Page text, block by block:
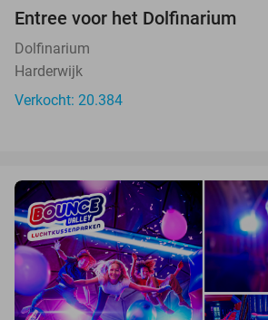
Entree voor het Dolfinarium
Dolfinarium
Harderwijk
Verkocht: 20.384